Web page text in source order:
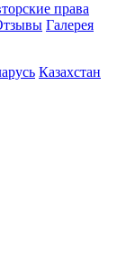
права
Галерея
Казахстан